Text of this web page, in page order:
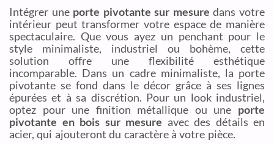
Intégrer une porte pivotante sur mesure dans votre
intérieur peut transformer votre espace de manière
spectaculaire. Que vous ayez un penchant pour le
style minimaliste, industriel ou bohème, cette
solution offre une flexibilité esthétique
incomparable. Dans un cadre minimaliste, la porte
pivotante se fond dans le décor grâce à ses lignes
épurées et à sa discrétion. Pour un look industriel,
optez pour une finition métallique ou une porte
pivotante en bois sur mesure avec des détails en
acier, qui ajouteront du caractère à votre pièce.